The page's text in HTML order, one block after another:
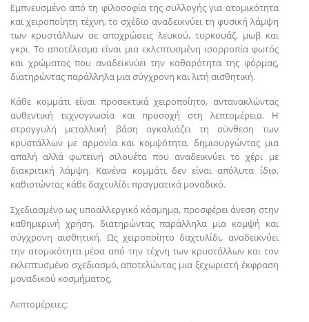
Εμπνευσμένο από τη φιλοσοφία της συλλογής για ατομικότητα
και χειροποίητη τέχνη, το σχέδιο αναδεικνύει τη φυσική λάμψη
των κρυστάλλων σε αποχρώσεις λευκού, τυρκουάζ, μωβ και
γκρι. Το αποτέλεσμα είναι μια εκλεπτυσμένη ισορροπία φωτός
και χρώματος που αναδεικνύει την καθαρότητα της φόρμας,
διατηρώντας παράλληλα μια σύγχρονη και λιτή αισθητική.
Κάθε κομμάτι είναι προσεκτικά χειροποίητο, αντανακλώντας
αυθεντική τεχνογνωσία και προσοχή στη λεπτομέρεια. Η
στρογγυλή μεταλλική βάση αγκαλιάζει τη σύνθεση των
κρυστάλλων με αρμονία και κομψότητα, δημιουργώντας μια
απαλή αλλά φωτεινή σιλουέτα που αναδεικνύει το χέρι με
διακριτική λάμψη. Κανένα κομμάτι δεν είναι απόλυτα ίδιο,
καθιστώντας κάθε δαχτυλίδι πραγματικά μοναδικό.
Σχεδιασμένο ως υποαλλεργικό κόσμημα, προσφέρει άνεση στην
καθημερινή χρήση, διατηρώντας παράλληλα μια κομψή και
σύγχρονη αισθητική. Ως χειροποίητο δαχτυλίδι, αναδεικνύει
την ατομικότητα μέσα από την τέχνη των κρυστάλλων και τον
εκλεπτυσμένο σχεδιασμό, αποτελώντας μια ξεχωριστή έκφραση
μοναδικού κοσμήματος.
Λεπτομέρειες: